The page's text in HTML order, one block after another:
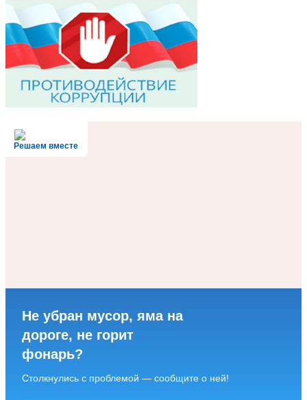
Решаем вместе
Не убран мусор, яма на
дороге, не горит
фонарь?
Столкнулись с проблемой — сообщите о ней!